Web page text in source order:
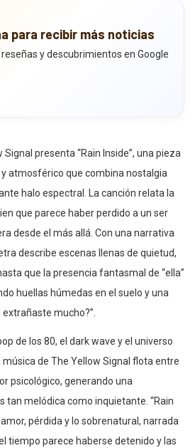
para recibir más noticias
y descubrimientos en Google
Signal presenta “Rain Inside”, una pieza
atmosférico que combina nostalgia
halo espectral. La canción relata la
que parece haber perdido a un ser
desde el más allá. Con una narrativa
describe escenas llenas de quietud,
que la presencia fantasmal de “ella”
huellas húmedas en el suelo y una
mucho?”.
de los 80, el dark wave y el universo
música de The Yellow Signal flota entre
psicológico, generando una
tan melódica como inquietante. “Rain
pérdida y lo sobrenatural, narrada
tiempo parece haberse detenido y las